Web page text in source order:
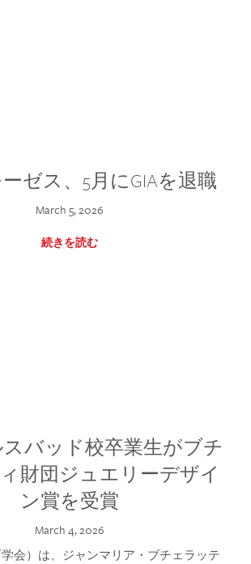
ゼス、5月にGIAを退職
March 5, 2026
続きを読む
スバッド校卒業生がブチ
財団ジュエリーデザイ
ン賞を受賞
March 4, 2026
会）は、ジャンマリア・ブチェラッテ